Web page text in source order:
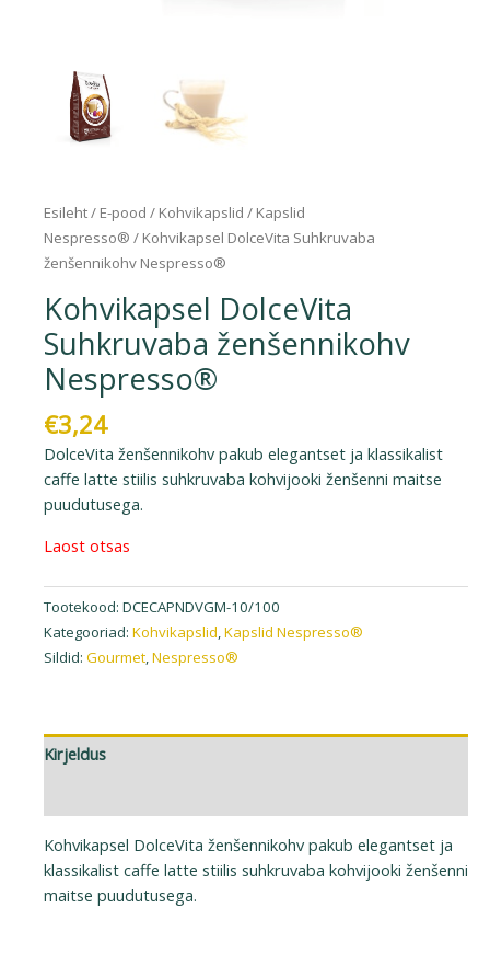
Esileht/ E-pood / Kohvikapslid / Kapslid
Nespresso® / Kohvikapsel DolceVita Suhkruvaba
ženšennikohv Nespresso®
Kohvikapsel DolceVita
Suhkruvaba ženšennikohv
Nespresso®
€3,24
DolceVita ženšennikohv pakub elegantset ja klassikalist
caffe latte stiilis suhkruvaba kohvijooki ženšenni maitse
puudutusega.
Laost otsas
Tootekood: DCECAPNDVGM-10/100
Kategooriad: Kohvikapslid Kapslid Nespresso®
Sildid: Gourmet Nespresso®
Kirjeldus
Kohvikapsel DolceVita ženšennikohv pakub elegantset ja
klassikalist caffe latte stiilis suhkruvaba kohvijooki ženšenni
maitse puudutusega.